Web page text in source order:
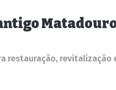
restauração, revitalização